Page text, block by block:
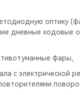
оптику
дневные ходовые
фары,
с электрической